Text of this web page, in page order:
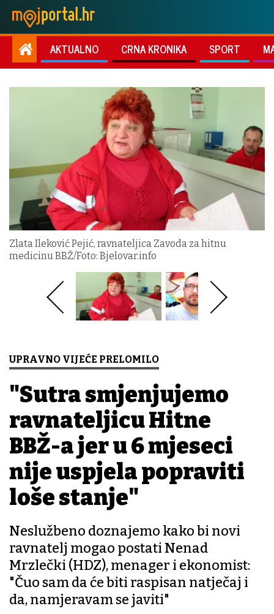
AKTUALNO CRNA KRONIKA SPORT
Zlata Ileković Pejić, ravnateljica Zavoda za hitnu
medicinu BBŽ/Foto: Bjelovar.info
UPRAVNO VIJEĆE PRELOMILO
"Sutra smjenjujemo
ravnateljicu Hitne
BBŽ-a jer u 6 mjeseci
nije uspjela popraviti
loše stanje"
Neslužbeno doznajemo kako bi novi
ravnatelj mogao postati Nenad
Mrzlečki (HDZ), menager i ekonomist:
"Čuo sam da će biti raspisan natječaj i
da, namjeravam se javiti"